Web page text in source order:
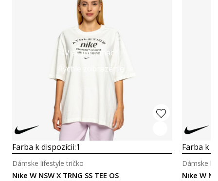
Viac informácií
Rýchle zobrazenie
Farba k dispozícii:1
Nike W NSW X TRNG SS TEE OS
Dámske lifestyle tričko
Farba k
Nike W
Dámske